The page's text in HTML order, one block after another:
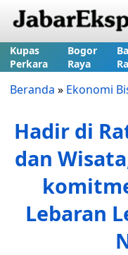
Kupas
Perkara
Bogor
Raya
Beranda » Ekonomi
Hadir di
dan
Lebaran